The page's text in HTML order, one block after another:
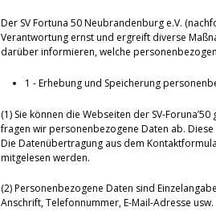
Der SV Fortuna 50 Neubrandenburg e.V.
Verantwortung ernst und ergreift diverse
darüber informieren, welche
1 - Erhebung und Speicherung
(1) Sie können die Webseiten der SV-
fragen wir personenbezogene Daten ab.
Die Datenübertragung aus dem
mitgelesen werden.
(2) Personenbezogene Daten sind
Anschrift, Telefonnummer, E-Mail-Adresse usw.